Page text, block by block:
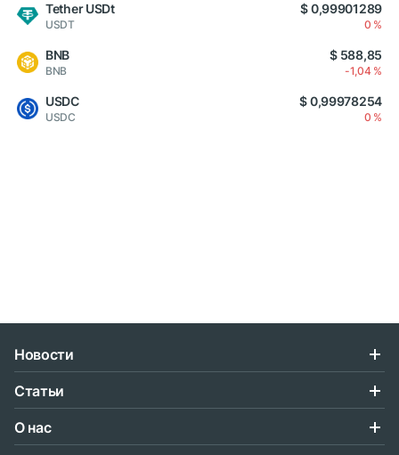
Tether USDt
USDT
$ 0,99901289
0 %
BNB
BNB
$ 588,85
-1,04 %
USDC
USDC
$ 0,99978254
0 %
Новости
Статьи
О нас